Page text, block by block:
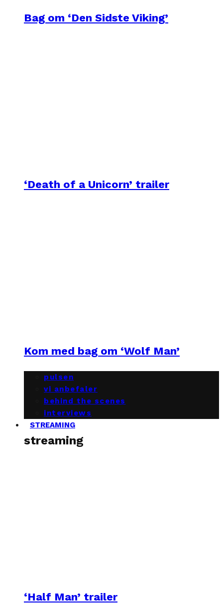
Bag om ‘Den Sidste Viking’
‘Death of a Unicorn’ trailer
Kom med bag om ‘Wolf Man’
pulsen
vi anbefaler
behind the scenes
interviews
STREAMING
streaming
‘Half Man’ trailer